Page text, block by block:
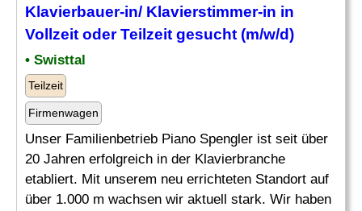
Klavierbauer-in/ Klavierstimmer-in in
Vollzeit oder Teilzeit gesucht (m/w/d)
• Swisttal
Teilzeit
Firmenwagen
Unser Familienbetrieb Piano Spengler ist seit über
20 Jahren erfolgreich in der Klavierbranche
etabliert. Mit unserem neu errichteten Standort auf
über 1.000 m wachsen wir aktuell stark. Wir haben